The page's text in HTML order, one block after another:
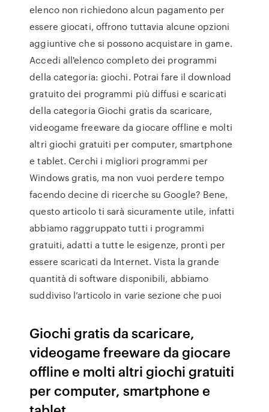
elenco non richiedono alcun pagamento per
essere giocati, offrono tuttavia alcune opzioni
aggiuntive che si possono acquistare in game.
Accedi all'elenco completo dei programmi
della categoria: giochi. Potrai fare il download
gratuito dei programmi più diffusi e scaricati
della categoria Giochi gratis da scaricare,
videogame freeware da giocare offline e molti
altri giochi gratuiti per computer, smartphone
e tablet. Cerchi i migliori programmi per
Windows gratis, ma non vuoi perdere tempo
facendo decine di ricerche su Google? Bene,
questo articolo ti sarà sicuramente utile, infatti
abbiamo raggruppato tutti i programmi
gratuiti, adatti a tutte le esigenze, pronti per
essere scaricati da Internet. Vista la grande
quantità di software disponibili, abbiamo
suddiviso l’articolo in varie sezione che puoi
Giochi gratis da scaricare,
videogame freeware da giocare
offline e molti altri giochi gratuiti
per computer, smartphone e